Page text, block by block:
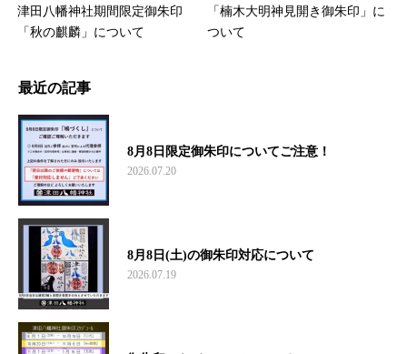
津田八幡神社期間限定御朱印
「秋の麒麟」について
「楠木大明神見開き御朱印」に
ついて
最近の記事
8月8日限定御朱印についてご注意！
2026.07.20
8月8日(土)の御朱印対応について
2026.07.19